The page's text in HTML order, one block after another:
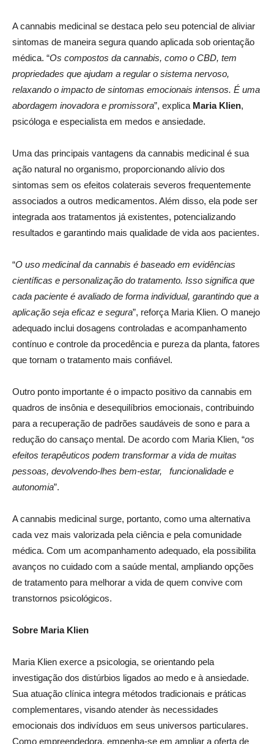
A cannabis medicinal se destaca pelo seu potencial de aliviar
sintomas de maneira segura quando aplicada sob orientação
médica. “Os compostos da cannabis, como o CBD, tem
propriedades que ajudam a regular o sistema nervoso,
relaxando o impacto de sintomas emocionais intensos. É uma
abordagem inovadora e promissora”, explica Maria Klien,
psicóloga e especialista em medos e ansiedade.
Uma das principais vantagens da cannabis medicinal é sua
ação natural no organismo, proporcionando alívio dos
sintomas sem os efeitos colaterais severos frequentemente
associados a outros medicamentos. Além disso, ela pode ser
integrada aos tratamentos já existentes, potencializando
resultados e garantindo mais qualidade de vida aos pacientes.
“O uso medicinal da cannabis é baseado em evidências
científicas e personalização do tratamento. Isso significa que
cada paciente é avaliado de forma individual, garantindo que a
aplicação seja eficaz e segura”, reforça Maria Klien. O manejo
adequado inclui dosagens controladas e acompanhamento
contínuo e controle da procedência e pureza da planta, fatores
que tornam o tratamento mais confiável.
Outro ponto importante é o impacto positivo da cannabis em
quadros de insônia e desequilíbrios emocionais, contribuindo
para a recuperação de padrões saudáveis de sono e para a
redução do cansaço mental. De acordo com Maria Klien, “os
efeitos terapêuticos podem transformar a vida de muitas
pessoas, devolvendo-lhes bem-estar, funcionalidade e
autonomia”.
A cannabis medicinal surge, portanto, como uma alternativa
cada vez mais valorizada pela ciência e pela comunidade
médica. Com um acompanhamento adequado, ela possibilita
avanços no cuidado com a saúde mental, ampliando opções
de tratamento para melhorar a vida de quem convive com
transtornos psicológicos.
Sobre Maria Klien
Maria Klien exerce a psicologia, se orientando pela
investigação dos distúrbios ligados ao medo e à ansiedade.
Sua atuação clínica integra métodos tradicionais e práticas
complementares, visando atender às necessidades
emocionais dos indivíduos em seus universos particulares.
Como empreendedora, empenha-se em ampliar a oferta de